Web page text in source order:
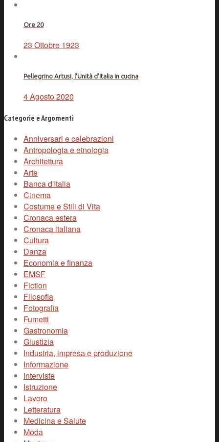
Ore 20
23 Ottobre 1923
Pellegrino Artusi, l’Unità d’Italia in cucina
4 Agosto 2020
Categorie e Argomenti
Anniversari e celebrazioni
Antropologia e etnologia
Architettura
Arte
Banca d'Italia
Cinema
Costume e Stili di Vita
Cronaca estera
Cronaca italiana
Cultura
Danza
Economia e finanza
EMSF
Fiction
Filosofia
Fotografia
Fumetti
Gastronomia
Giustizia
Industria, impresa e produzione
Informazione
Interviste
Istruzione
Lavoro
Letteratura
Medicina e Salute
Moda